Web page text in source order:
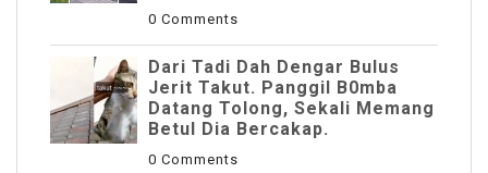
0 Comments
Dari Tadi Dah Dengar Bulus
Jerit Takut. Panggil B0mba
Datang Tolong, Sekali Memang
Betul Dia Bercakap.
0 Comments